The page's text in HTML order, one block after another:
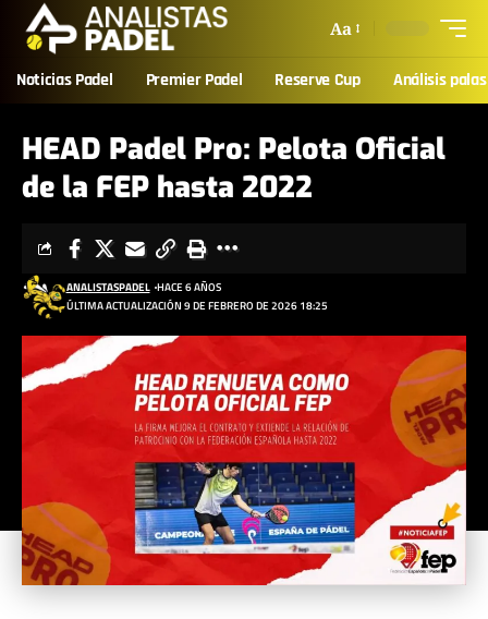
Aa
Noticias Padel Premier Padel Reserve Cup Análisis palas
HEAD Padel Pro: Pelota Oficial
de la FEP hasta 2022
ÚLTIMA ACTUALIZACIÓN 9 DE FEBRERO DE 2026 18:25
ANALISTASPADEL HACE 6 AÑOS